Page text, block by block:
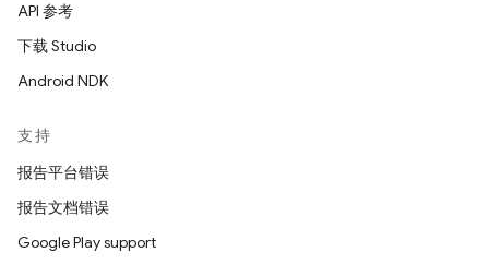
API 参考
下载 Studio
Android NDK
支持
报告平台错误
报告文档错误
Google Play support